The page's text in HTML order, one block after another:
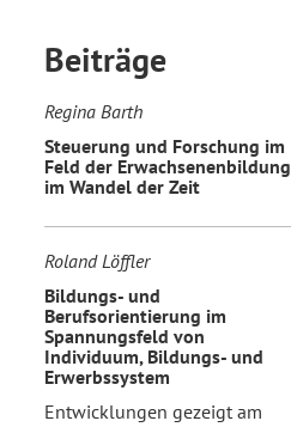
Beiträge
Regina Barth
Steuerung und Forschung im
Feld der Erwachsenenbildung
im Wandel der Zeit
Roland Löffler
Bildungs- und
Berufsorientierung im
Spannungsfeld von
Individuum, Bildungs- und
Erwerbssystem
Entwicklungen gezeigt am